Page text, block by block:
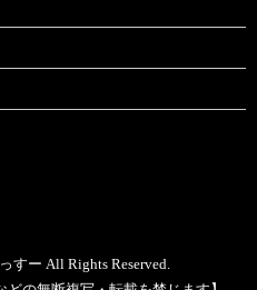
すー All Rights Reserved.